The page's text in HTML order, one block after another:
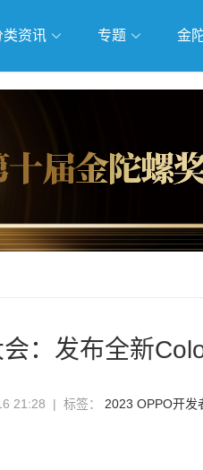
类资讯 专题
工智能 武侠游戏 独立游戏
金
：发布全新
21:28 | 标签： 2023 OPPO开发